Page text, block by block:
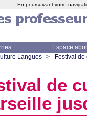
Espace
Langues > Festival
de
En poursuivant votre